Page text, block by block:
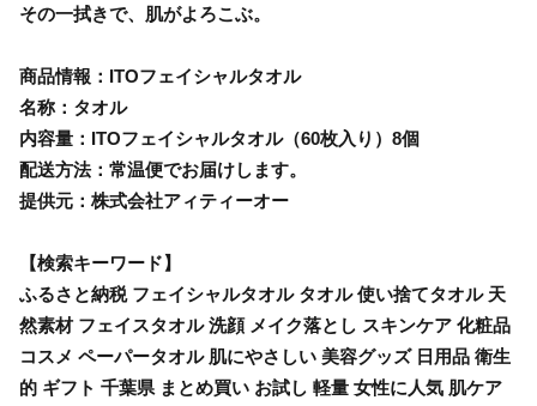
その一拭きで、肌がよろこぶ。
商品情報：ITOフェイシャルタオル
名称：タオル
内容量：ITOフェイシャルタオル（60枚入り）8個
配送方法：常温便でお届けします。
提供元：株式会社アィティーオー
【検索キーワード】
ふるさと納税 フェイシャルタオル タオル 使い捨てタオル 天
然素材 フェイスタオル 洗顔 メイク落とし スキンケア 化粧品
コスメ ペーパータオル 肌にやさしい 美容グッズ 日用品 衛生
的 ギフト 千葉県 まとめ買い お試し 軽量 女性に人気 肌ケア